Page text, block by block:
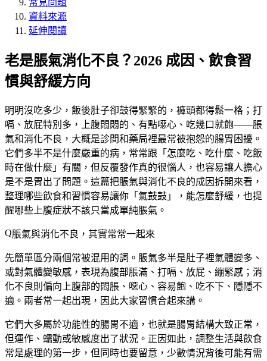
常見問題
資料來源
延伸閱讀
老是脹氣消化不良？2026 成因、飲食習
慣與舒緩方向
明明沒吃多少，飯後肚子卻鼓得緊緊的，褲頭都得鬆一格；打
嗝、放屁特別多，上腹悶悶的、有點噁心、吃幾口就飽——脹
氣和消化不良，大概是診間和藥局裡最常被抱怨的腸胃困擾。
它們多半不是什麼嚴重的病，常常跟「怎麼吃、吃什麼、吃飯
時在做什麼」有關，但反覆發作真的很惱人，也容易讓人擔心
是不是胃出了問題。這篇把脹氣與消化不良的成因拆開來看，
整理哪些飲食和習慣容易讓你「氣鼓鼓」，能怎麼舒緩，也提
醒哪些上腹症狀不該只當成單純脹氣。
脹氣與消化不良，其實常常一起來
先簡單區分兩個常被混用的詞。 脹氣多半是肚子裡氣體變多、
或對氣體變敏感，表現為腹部脹滿、打嗝、放屁、繃緊感； 消
化不良則偏向上腹部的悶脹、噁心、容易飽、吃不下、隱隱不
適。兩者常一起出現，因此大家習慣合起來講。
它們大多屬於功能性的腸胃不適，也就是腸胃結構大致正常，
但運作、蠕動或敏感度出了狀況。正因如此，調整生活與飲食
常是處理的第一步，但同時也要留意，少數情況背後可能有需